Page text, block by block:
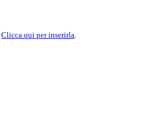
Clicca qui per inserirla.